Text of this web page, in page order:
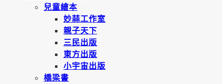
兒童繪本
妙蒜工作室
親子天下
三民出版
東方出版
小宇宙出版
橋梁書